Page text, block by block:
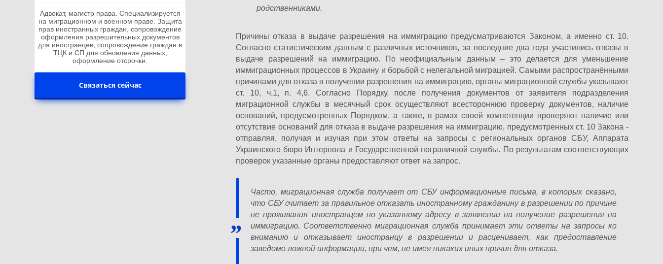
Адвокат, магистр права. Специализируется
на миграционном и военном праве. Защита
прав иностранных граждан, сопровождение
оформления разрешительных документов
для иностранцев, сопровождение граждан в
ТЦК и СП для обновления данных,
оформление отсрочки.
Связаться сейчас
родственниками.
Причины отказа в выдаче разрешения на иммиграцию предусматриваются Законом, а именно ст. 10.
Согласно статистическим данным с различных источников, за последние два года участились отказы в
выдаче разрешений на иммиграцию. По неофициальным данным – это делается для уменьшение
иммиграционных процессов в Украину и борьбой с нелегальной миграцией. Самыми распространёнными
причинами для отказа в получении разрешения на иммиграцию, органы миграционной службы указывают
ст. 10, ч.1, п. 4,6. Согласно Порядку, после получения документов от заявителя подразделения
миграционной службы в месячный срок осуществляют всестороннюю проверку документов, наличие
оснований, предусмотренных Порядком, а также, в рамах своей компетенции проверяют наличие или
отсутствие оснований для отказа в выдаче разрешения на иммиграцию, предусмотренных ст. 10 Закона -
отправляя, получая и изучая при этом ответы на запросы с региональных органов СБУ, Аппарата
Украинского бюро Интерпола и Государственной пограничной службы. По результатам соответствующих
проверок указанные органы предоставляют ответ на запрос.
Часто, миграционная служба получает от СБУ информационные письма, в которых сказано,
что СБУ считает за правильное отказать иностранному гражданину в разрешении по причине
не проживания иностранцем по указанному адресу в заявлении на получение разрешения на
иммиграцию. Соответственно миграционная служба принимает эти ответы на запросы ко
вниманию и отказывает иностранцу в разрешении и расценивает, как предоставление
заведомо ложной информации, при чем, не имея никаких иных причин для отказа.